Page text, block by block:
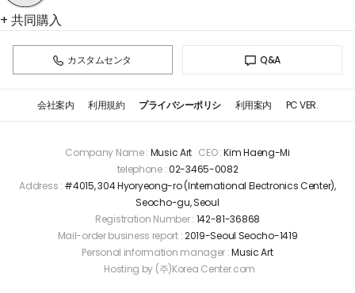
+ 共同購入
カスタムセンタ Q&A
会社案内 利用規約 プライバシーポリシ 利用案内 PC VER.
Company Name : Music Art CEO :Kim Haeng-Mi
telephone :02-3465-0082
Address : #4015, 304 Hyoryeong-ro (International Electronics Center),
Seocho-gu, Seoul
Registration Number : 142-81-36868
Mail-order business report :2019-Seoul Seocho-1419
Personal information manager :Music Art
Hosting by (주)Korea Center.com